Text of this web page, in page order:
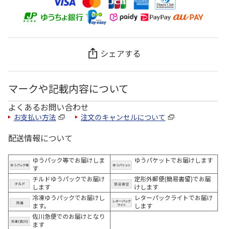
シェアする
マークや記載内容について
よくあるお問い合わせ
お支払い方法 注文のキャンセルについて
配送情報について
ゆうパック等でお届けしま
す
ゆうパケットでお届けします
チルドゆうパックでお届け
します
定形外郵便(簡易書留)でお届
けします
冷凍ゆうパックでお届けし
ます。
レターパックライトでお届け
します
佐川急便でのお届けとなり
ます